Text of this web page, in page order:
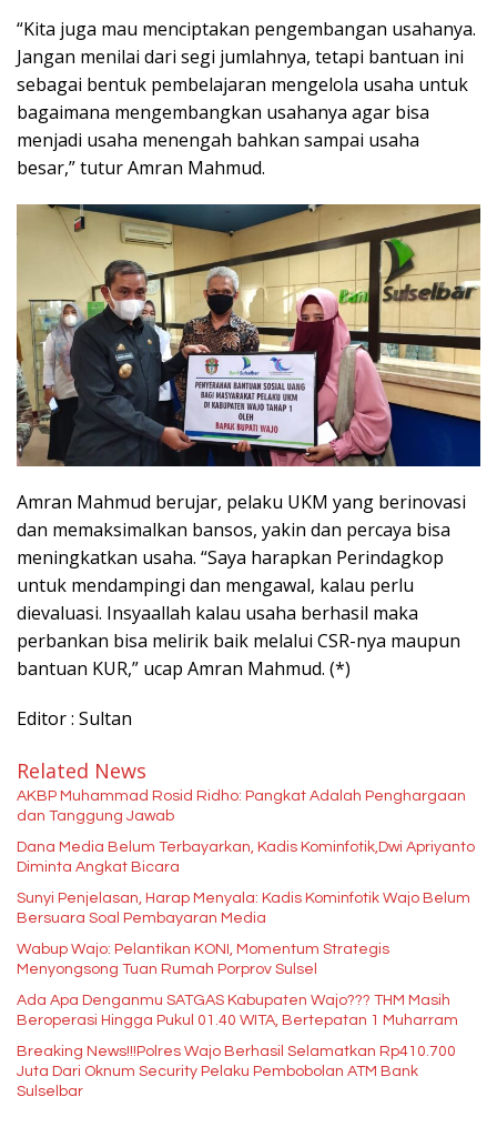
“Kita juga mau menciptakan pengembangan usahanya.
Jangan menilai dari segi jumlahnya, tetapi bantuan ini
sebagai bentuk pembelajaran mengelola usaha untuk
bagaimana mengembangkan usahanya agar bisa
menjadi usaha menengah bahkan sampai usaha
besar,” tutur Amran Mahmud.
Amran Mahmud berujar, pelaku UKM yang berinovasi
dan memaksimalkan bansos, yakin dan percaya bisa
meningkatkan usaha. “Saya harapkan Perindagkop
untuk mendampingi dan mengawal, kalau perlu
dievaluasi. Insyaallah kalau usaha berhasil maka
perbankan bisa melirik baik melalui CSR-nya maupun
bantuan KUR,” ucap Amran Mahmud. (*)
Editor : Sultan
Related News
AKBP Muhammad Rosid Ridho: Pangkat Adalah Penghargaan
dan Tanggung Jawab
Dana Media Belum Terbayarkan, Kadis Kominfotik,Dwi Apriyanto
Diminta Angkat Bicara
Sunyi Penjelasan, Harap Menyala: Kadis Kominfotik Wajo Belum
Bersuara Soal Pembayaran Media
Wabup Wajo: Pelantikan KONI, Momentum Strategis
Menyongsong Tuan Rumah Porprov Sulsel
Ada Apa Denganmu SATGAS Kabupaten Wajo??? THM Masih
Beroperasi Hingga Pukul 01.40 WITA, Bertepatan 1 Muharram
Breaking News!!!Polres Wajo Berhasil Selamatkan Rp410.700
Juta Dari Oknum Security Pelaku Pembobolan ATM Bank
Sulselbar